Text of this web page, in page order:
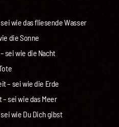
wie das fliesende Wasser
die Sonne
sei wie die Nacht
– sei wie die Erde
sei wie das Meer
wie Du Dich gibst